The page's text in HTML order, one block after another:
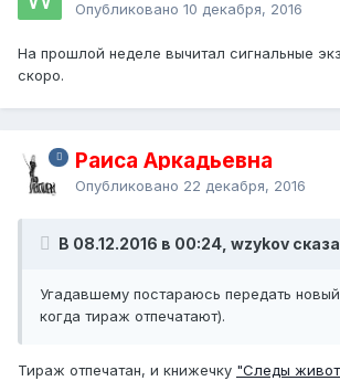
Опубликовано 10 декабря, 2016
На прошлой неделе вычитал сигнальные
скоро.
Раиса Аркадьевна
Опубликовано 22 декабря, 2016
В 08.12.2016 в 00:24, wzykov
Угадавшему постараюсь передать
когда тираж отпечатают).
Тираж отпечатан, и книжечку "Следы